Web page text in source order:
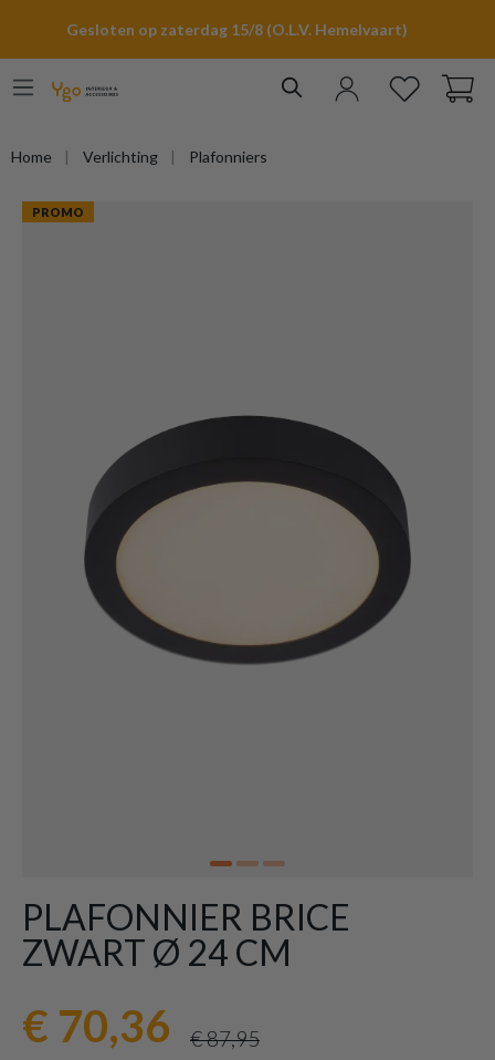
Gesloten op zaterdag 15/8 (O.L.V. Hemelvaart)
Home Verlichting Plafonniers
PROMO
PLAFONNIER BRICE
ZWART Ø 24 CM
€ 70,36 € 87,95